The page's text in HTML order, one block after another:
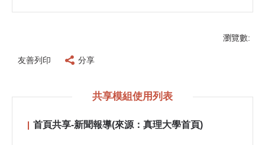
瀏覽數:
友善列印 分享
共享模組使用列表
首頁共享-新聞報導(來源：真理大學首頁)